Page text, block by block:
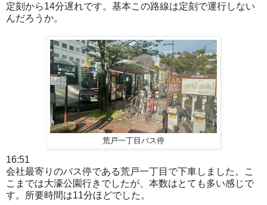
定刻から14分遅れです。基本この路線は定刻で運行しない
んだろうか。
荒戸一丁目バス停
16:51
会社最寄りのバス停である荒戸一丁目で下車しました。こ
こまでは大濠公園行きでしたが、本数はとても多い感じで
す。所要時間は11分ほどでした。